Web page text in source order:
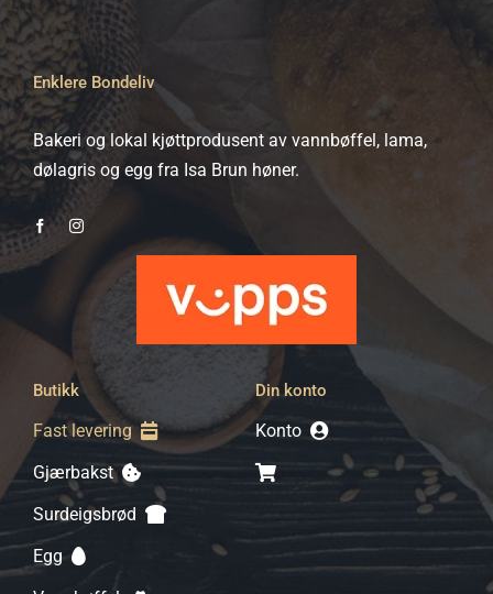
Enklere Bondeliv
Bakeri og lokal kjøttprodusent av vannbøffel, lama,
dølagris og egg fra Isa Brun høner.
Butikk
Fast levering
Gjærbakst
Surdeigsbrød
Egg
Din konto
Konto